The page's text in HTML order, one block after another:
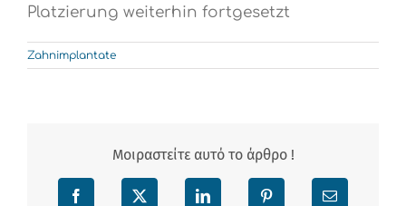
Platzierung weiterhin fortgesetzt
Zahnimplantate
Μοιραστείτε αυτό το άρθρο !
Facebook X LinkedIn Pinterest Email